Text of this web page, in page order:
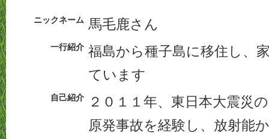
ニックネーム 馬毛鹿さん
一行紹介 福島から種子島に移住し、
ています
自己紹介
２０１１年、東日本大震災
原発事故を経験し、放射能